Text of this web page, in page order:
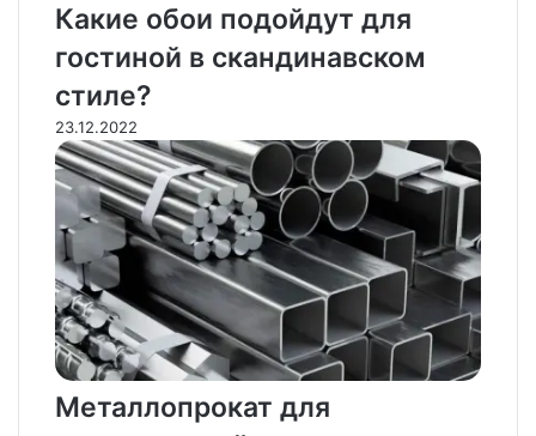
Какие обои подойдут для
гостиной в скандинавском
стиле?
23.12.2022
Металлопрокат для